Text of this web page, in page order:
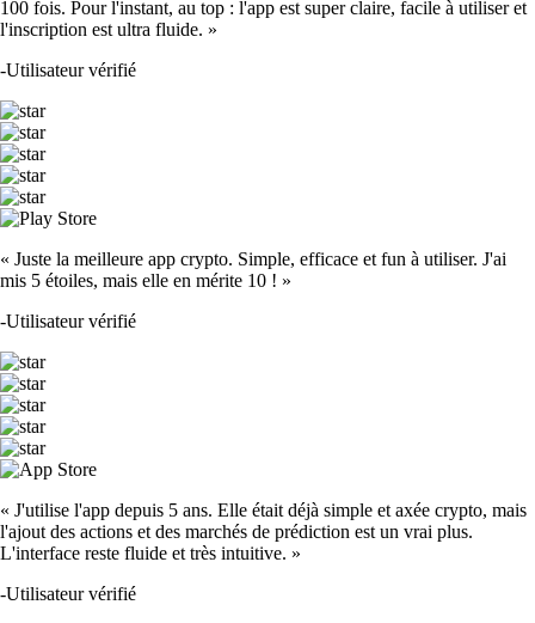
100 fois. Pour l'instant, au top : l'app est super claire, facile à utiliser et
l'inscription est ultra fluide. »
-Utilisateur vérifié
« Juste la meilleure app crypto. Simple, efficace et fun à utiliser. J'ai
mis 5 étoiles, mais elle en mérite 10 ! »
-Utilisateur vérifié
« J'utilise l'app depuis 5 ans. Elle était déjà simple et axée crypto, mais
l'ajout des actions et des marchés de prédiction est un vrai plus.
L'interface reste fluide et très intuitive. »
-Utilisateur vérifié